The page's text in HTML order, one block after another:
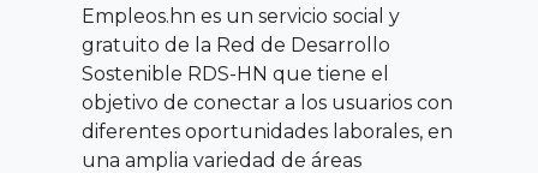
Empleos.hn es un servicio social y
gratuito de la Red de Desarrollo
Sostenible RDS-HN que tiene el
objetivo de conectar a los usuarios con
diferentes oportunidades laborales, en
una amplia variedad de áreas